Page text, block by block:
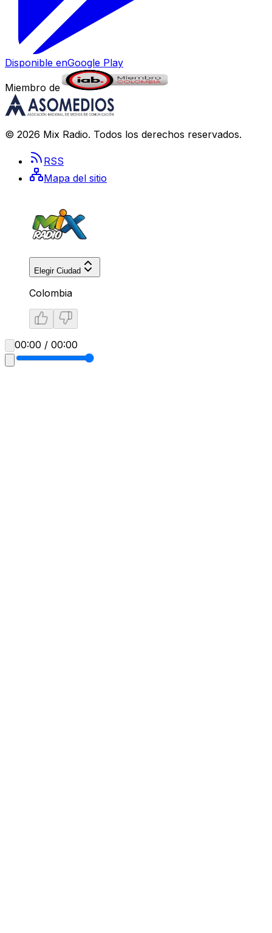
Disponible enGoogle Play
Miembro de
© 2026 Mix Radio. Todos los derechos reservados.
RSS
Mapa del sitio
Elegir Ciudad
Colombia
00:00 / 00:00